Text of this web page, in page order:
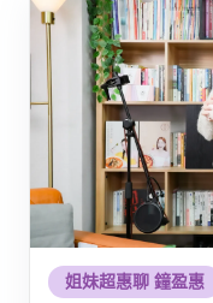
姐妹超惠聊 鐘盈惠